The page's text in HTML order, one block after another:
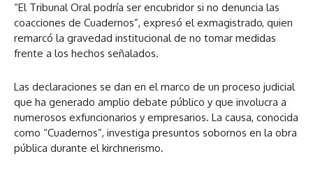
“El Tribunal Oral podría ser encubridor si no denuncia las
coacciones de Cuadernos”, expresó el exmagistrado, quien
remarcó la gravedad institucional de no tomar medidas
frente a los hechos señalados.
Las declaraciones se dan en el marco de un proceso judicial
que ha generado amplio debate público y que involucra a
numerosos exfuncionarios y empresarios. La causa, conocida
como “Cuadernos”, investiga presuntos sobornos en la obra
pública durante el kirchnerismo.